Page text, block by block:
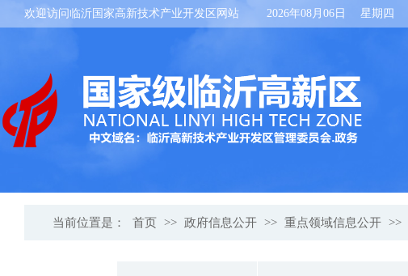
欢迎访问临沂国家高新技术产业开发区网站 2026年08月06日 星期四
当前位置是： 首页 >> 政府信息公开 >> 重点领域信息公开 >>